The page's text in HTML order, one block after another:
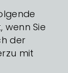
Sie
der
mit